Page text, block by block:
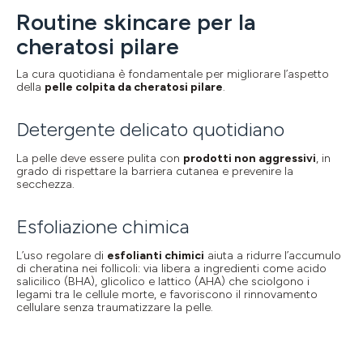
Routine skincare per la
cheratosi pilare
La cura quotidiana è fondamentale per migliorare l’aspetto
della pelle colpita da cheratosi pilare.
Detergente delicato quotidiano
La pelle deve essere pulita con prodotti non aggressivi, in
grado di rispettare la barriera cutanea e prevenire la
secchezza.
Esfoliazione chimica
L’uso regolare di esfolianti chimici aiuta a ridurre l’accumulo
di cheratina nei follicoli: via libera a ingredienti come acido
salicilico (BHA), glicolico e lattico (AHA) che sciolgono i
legami tra le cellule morte, e favoriscono il rinnovamento
cellulare senza traumatizzare la pelle.